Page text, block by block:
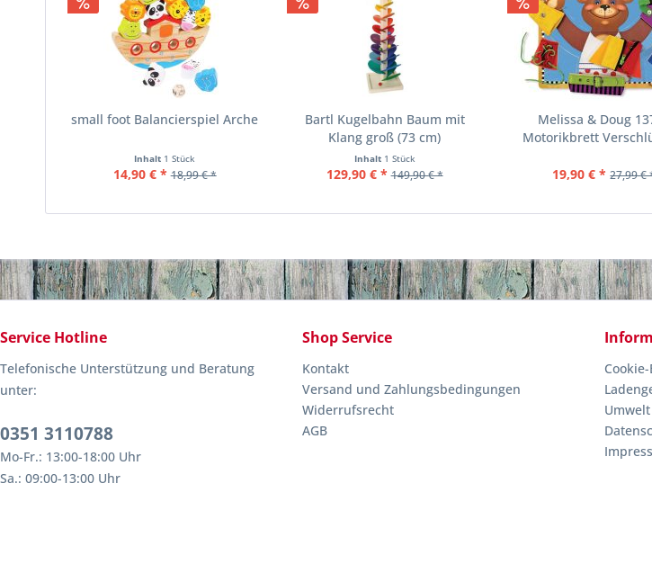
small foot Balancierspiel Arche
Inhalt 1 Stück
14,90 € * 18,99 € *
Bartl Kugelbahn Baum mit
Klang groß (73 cm)
Inhalt 1 Stück
129,90 € * 149,90 € *
Melissa & Doug
Motorikbrett
19,90 € * 27,99 €
Service Hotline
Telefonische Unterstützung und Beratung
unter:
0351 3110788
Mo-Fr.: 13:00-18:00 Uhr
Sa.: 09:00-13:00 Uhr
Shop Service
Kontakt
Versand und Zahlungsbedingungen
Widerrufsrecht
AGB